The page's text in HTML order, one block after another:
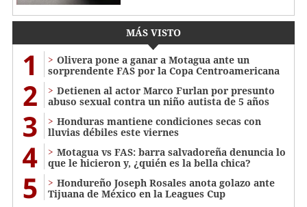
MÁS VISTO
1
Olivera pone a ganar a Motagua ante un
sorprendente FAS por la Copa Centroamericana
2
Detienen al actor Marco Furlan por presunto
abuso sexual contra un niño autista de 5 años
3
Honduras mantiene condiciones secas con
lluvias débiles este viernes
4
Motagua vs FAS: barra salvadoreña denuncia lo
que le hicieron y, ¿quién es la bella chica?
5
Hondureño Joseph Rosales anota golazo ante
Tijuana de México en la Leagues Cup